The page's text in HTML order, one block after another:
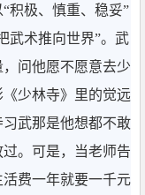
积极、慎重、稳妥”
武术推向世界”。武
问他愿不愿意去少
少林寺》里的觉远
武那是他想都不敢
。可是，当老师告
费一年就要一千元